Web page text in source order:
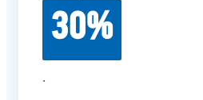
30%
.